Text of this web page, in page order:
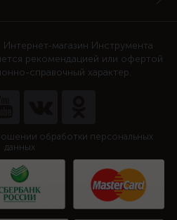
Интернет-магазин Инструмента
рекомендацией или офертой
справочный характер.
обработки персональных
данных